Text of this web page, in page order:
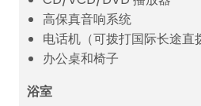
高保真音响系统
电话机（可拨打国际长途直
办公桌和椅子
浴室